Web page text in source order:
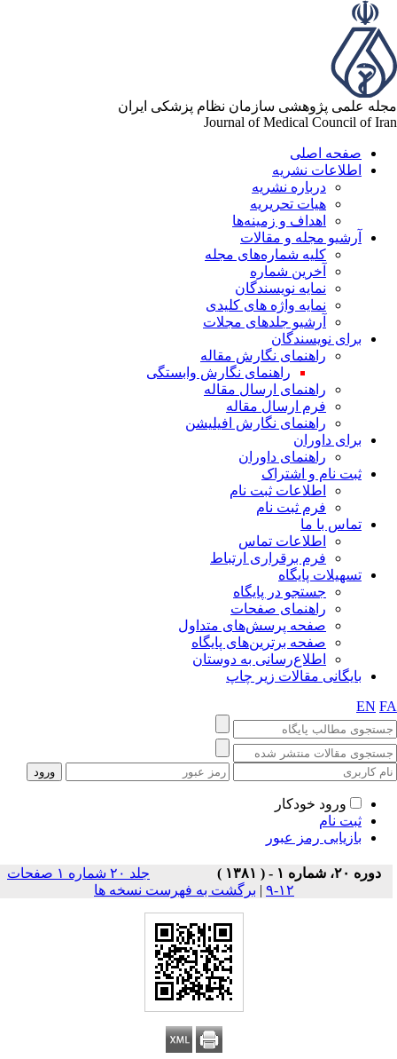
علمی پژوهشی سازمان نظام پزشکی ایران
Journal of Medical Council of
صفحه اصلی
اطلاعات نشریه
درباره نشریه
هیات تحریریه
اهداف و زمینه‌ها
آرشیو مجله و مقالات
کلیه شماره‌های مجله
آخرین شماره
نمایه نویسندگان
نمایه واژه های کلیدی
آرشیو جلدهای مجلات
برای نویسندگان
راهنمای نگارش مقاله
راهنمای نگارش وابستگی
راهنمای ارسال مقاله
فرم ارسال مقاله
راهنمای نگارش افیلیشن
برای داوران
راهنمای داوران
ثبت نام و اشتراک
اطلاعات ثبت نام
فرم ثبت نام
تماس با ما
اطلاعات تماس
فرم برقراری ارتباط
تسهیلات پایگاه
جستجو در پایگاه
راهنمای صفحات
صفحه پرسش‌های متداول
صفحه برترین‌های پایگاه
اطلاع‌رسانی به دوستان
بایگانی مقالات زیر چاپ
EN
ورود خودکار
ثبت نام
بازیابی رمز عبور
دوره ۲۰، شماره ۱ - ( ۱۳۸۱ )
جلد ۲۰ شماره ۱ صفحات
۱۲-۹
| برگشت به فهرست نسخه ها